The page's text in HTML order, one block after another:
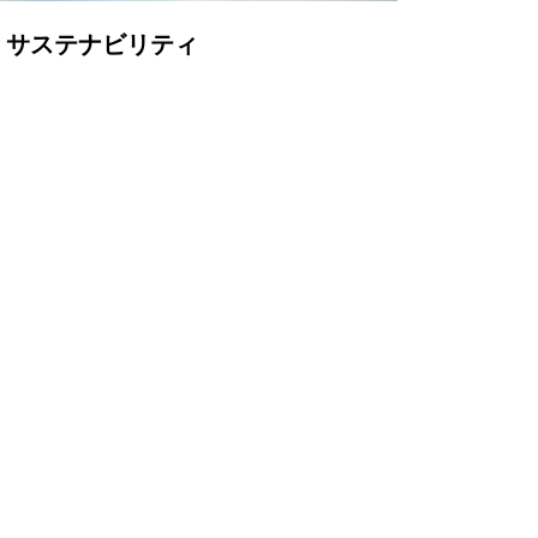
サステナビリティ